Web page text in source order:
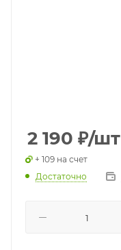
2 190 ₽/шт
+ 109 на счет
Достаточно